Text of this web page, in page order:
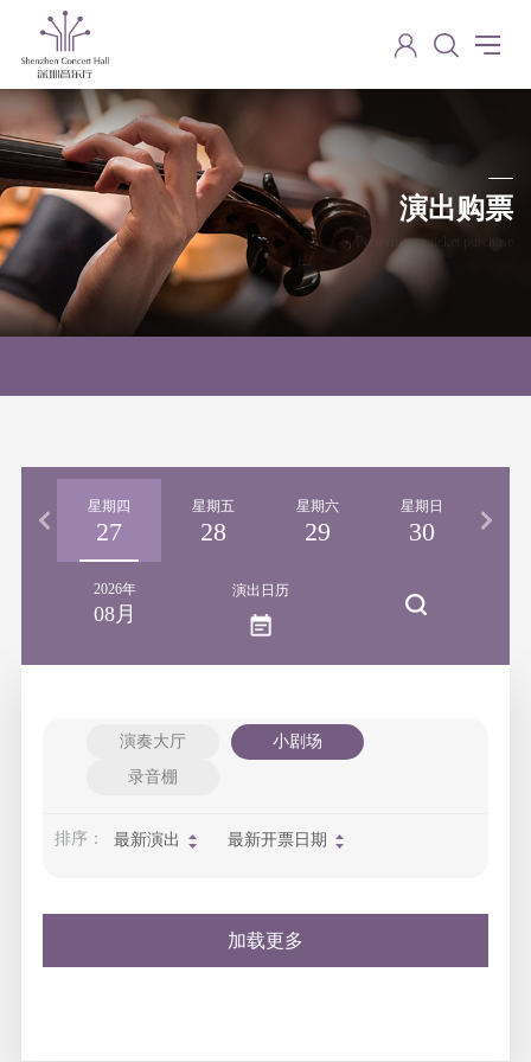
演出购票
Performance ticket purchase
星期四
27
星期五
28
星期六
29
星期日
30
2026年
08月
演出日历
演奏大厅
小剧场
录音棚
排序： 最新演出 最新开票日期
加载更多